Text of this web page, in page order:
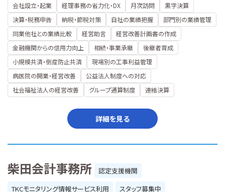
会社設立・起業 経理事務の省力化・DX 月次訪問
黒字決算
決算・税務申告
納税・節税対策 自社の業績把握
部門別の業績管理
同業他社との業績比較
経営助言
経営改善計画書の作成
金融機関からの信用力向上
相続・事業承継
後継者育成
小規模共済・倒産防止共済
現場別の工事利益管理
病医院の開業・経営改善
公益法人制度への対応
社会福祉法人の経営改善
グループ通算制度 連結決算
詳細を見る
柴田会計事務所
認定支援機関
TKCモニタリング情報サービス利用
スタッフ募集中